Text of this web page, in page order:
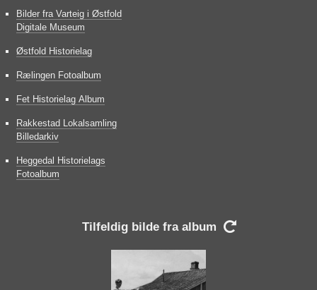
Bilder fra Varteig i Østfold
Digitale Museum
Østfold Historielag
Rælingen Fotoalbum
Fet Historielag Album
Rakkestad Lokalsamling
Billedarkiv
Heggedal Historielags
Fotoalbum
Tilfeldig bilde fra album 